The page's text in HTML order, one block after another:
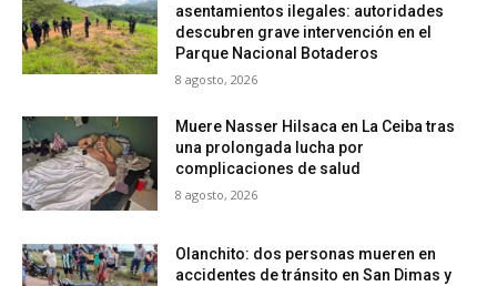
asentamientos ilegales: autoridades
descubren grave intervención en el
Parque Nacional Botaderos
8 agosto, 2026
Muere Nasser Hilsaca en La Ceiba tras
una prolongada lucha por
complicaciones de salud
8 agosto, 2026
Olanchito: dos personas mueren en
accidentes de tránsito en San Dimas y